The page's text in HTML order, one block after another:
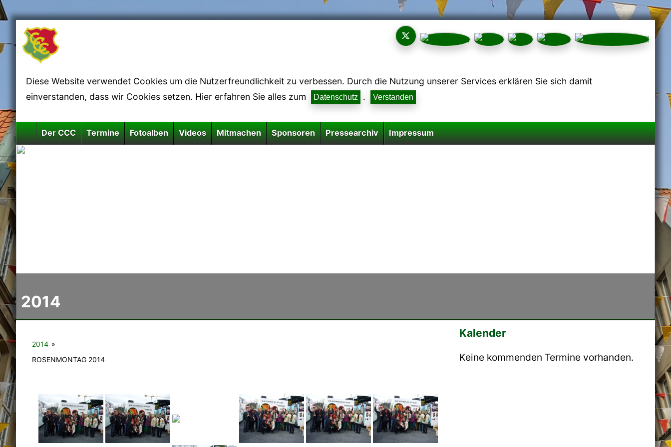
Diese Website verwendet Cookies um die Nutzerfreundlichkeit zu verbessen. Durch die Nutzung unserer Services erklären Sie sich damit
einverstanden, dass wir Cookies setzen. Hier erfahren Sie alles zum
Datenschutz . Verstanden
Der CCC Termine Fotoalben Videos Mitmachen Sponsoren Pressearchiv Impressum
2014
2014 »
ROSENMONTAG 2014
Kalender
Keine kommenden Termine vorhanden.